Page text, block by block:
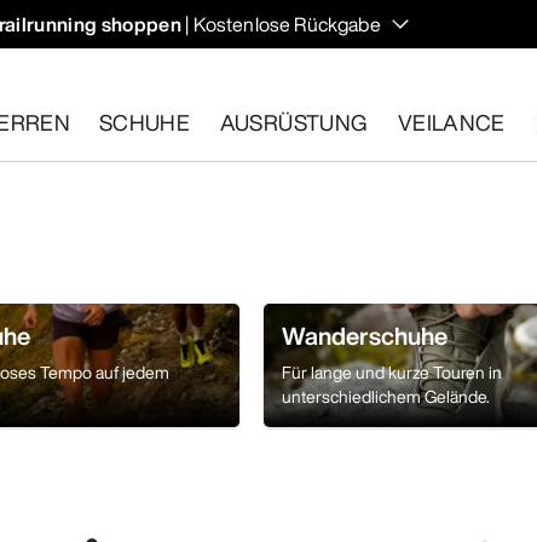
shoppen| Kostenlose Rückgabe
SCHUHE AUSRÜSTUNG VEILANCE
Tempo auf jedem
Wanderschuhe
Für lange und kurze Touren in
unterschiedlichem Gelände.